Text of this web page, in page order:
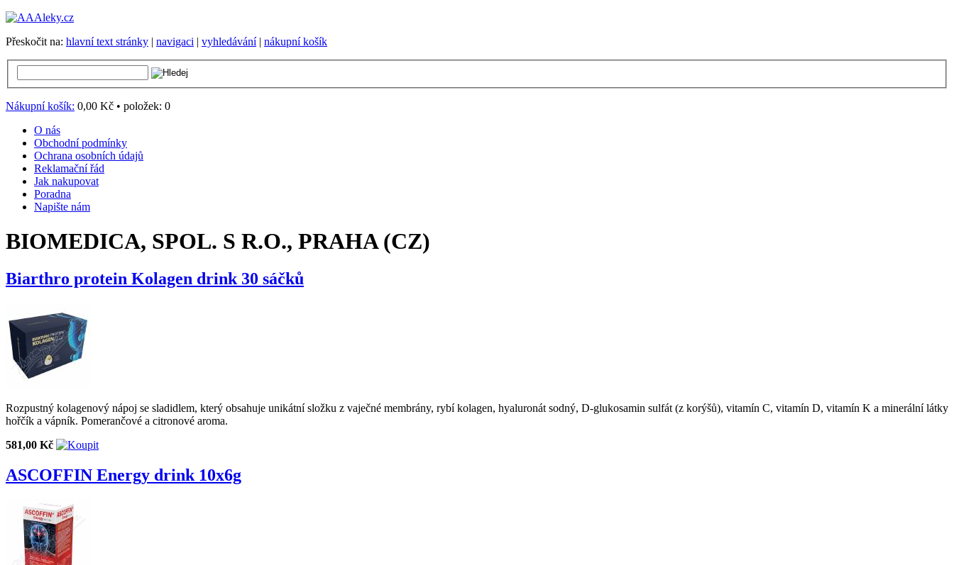
Přeskočit na: hlavní text stránky | navigaci | vyhledávání| nákupní košík
Nákupní košík: 0,00 Kč • položek: 0
O nás
Obchodní podmínky
Ochrana osobních údajů
Reklamační řád
Jak nakupovat
Poradna
Napište nám
BIOMEDICA, SPOL. S R.O., PRAHA (CZ)
Biarthro protein Kolagen drink 30 sáčků
Rozpustný kolagenový nápoj se sladidlem, který obsahuje unikátní složku z vaječné membrány, rybí kolagen, hyaluronát sodný, D-glukosamin sulfát (z korýšů), vitamín C, vitamín D, vitamín K a minerální látky
hořčík a vápník. Pomerančové a citronové aroma.
581,00 Kč
ASCOFFIN Energy drink 10x6g